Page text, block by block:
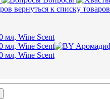
вернуться к списку товаров